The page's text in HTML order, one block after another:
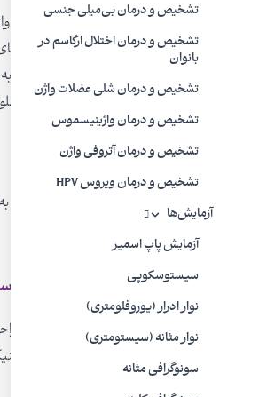
تشخیص و درمان بی‌میلی جنسی
تشخیص و درمان اختلال ارگاسم در
بانوان
تشخیص و درمان شلی عضلات واژن
تشخیص و درمان واژینیسموس
تشخیص و درمان آتروفی واژن
تشخیص و درمان ویروس HPV
آزمایش‌ها
آزمایش پاپ اسمیر
سیستوسکوپی
نوار ادرار (یوروفلومتری)
نوار مثانه (سیستومتری)
سونوگرافی مثانه
واژینوپلاستی، عملی برای شکل‌دهی یا
درمان مشکلات متعددی مانند
بیماری‌های کف لگن کاربرد دارد. همچنین
می‌کند تا با کاشت واژن، به هویت جنسیتی
عمل واژینوپلاستی چیست؟
واژینوپلاستی کاربردهای فراوانی دارد
عمل واژینوپلاستی شامل چه مراحلی
خواسته‌ها یا نیاز‌های پزشکی شما،
می‌کند. هدف این است تا با استفاده از
واژن را مجدداً ساختاردهی یا بازسازی کنیم.